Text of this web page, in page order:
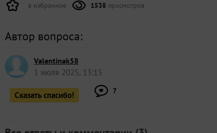
в избранное 1538 просмотров
Автор вопроса:
Valentinak58
1 июля 2025, 13:15
Сказать спасибо! 7